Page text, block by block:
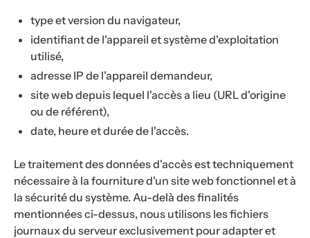
type et version du navigateur,
identifiant de l'appareil et système d'exploitation
utilisé,
adresse IP de l'appareil demandeur,
site web depuis lequel l'accès a lieu (URL d'origine
ou de référent),
date, heure et durée de l'accès.
Le traitement des données d'accès est techniquement
nécessaire à la fourniture d'un site web fonctionnel et à
la sécurité du système. Au-delà des finalités
mentionnées ci-dessus, nous utilisons les fichiers
journaux du serveur exclusivement pour adapter et